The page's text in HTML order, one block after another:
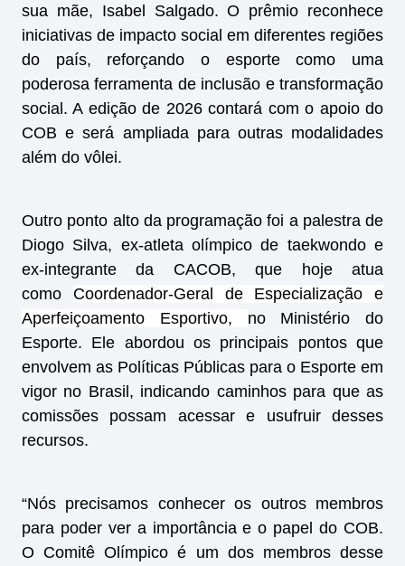
sua mãe, Isabel Salgado. O prêmio reconhece
iniciativas de impacto social em diferentes regiões
do país, reforçando o esporte como uma
poderosa ferramenta de inclusão e transformação
social. A edição de 2026 contará com o apoio do
COB e será ampliada para outras modalidades
além do vôlei.
Outro ponto alto da programação foi a palestra de
Diogo Silva, ex-atleta olímpico de taekwondo e
ex-integrante da CACOB, que hoje atua
como Coordenador-Geral de Especialização e
Aperfeiçoamento Esportivo, no Ministério do
Esporte. Ele abordou os principais pontos que
envolvem as Políticas Públicas para o Esporte em
vigor no Brasil, indicando caminhos para que as
comissões possam acessar e usufruir desses
recursos.
“Nós precisamos conhecer os outros membros
para poder ver a importância e o papel do COB.
O Comitê Olímpico é um dos membros desse